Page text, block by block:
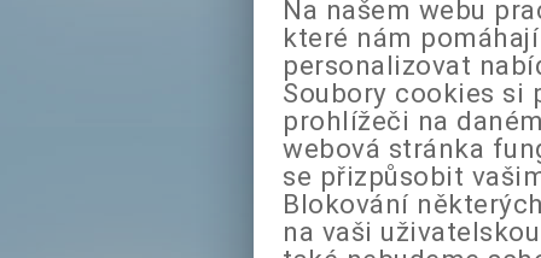
Na našem webu
které nám
personalizovat
Soubory cookies si
prohlížeči na
webová stránka
se přizpůsobit
Blokování
na vaši